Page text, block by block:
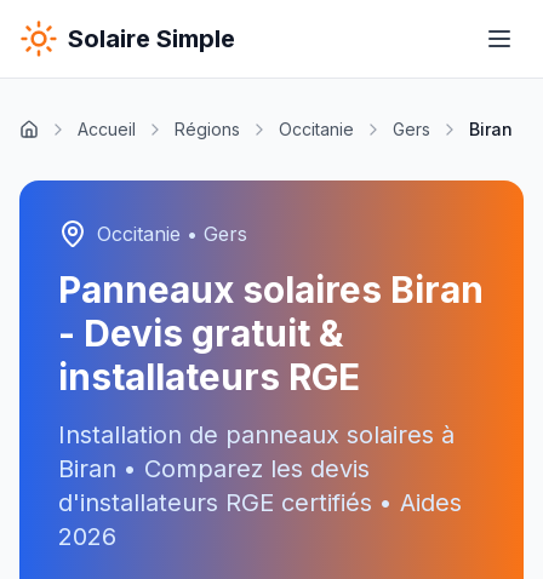
Solaire Simple
Accueil Régions Occitanie Gers Biran
Occitanie • Gers
Panneaux solaires Biran
- Devis gratuit &
installateurs RGE
Installation de panneaux solaires à
Biran • Comparez les devis
d'installateurs RGE certifiés • Aides
2026